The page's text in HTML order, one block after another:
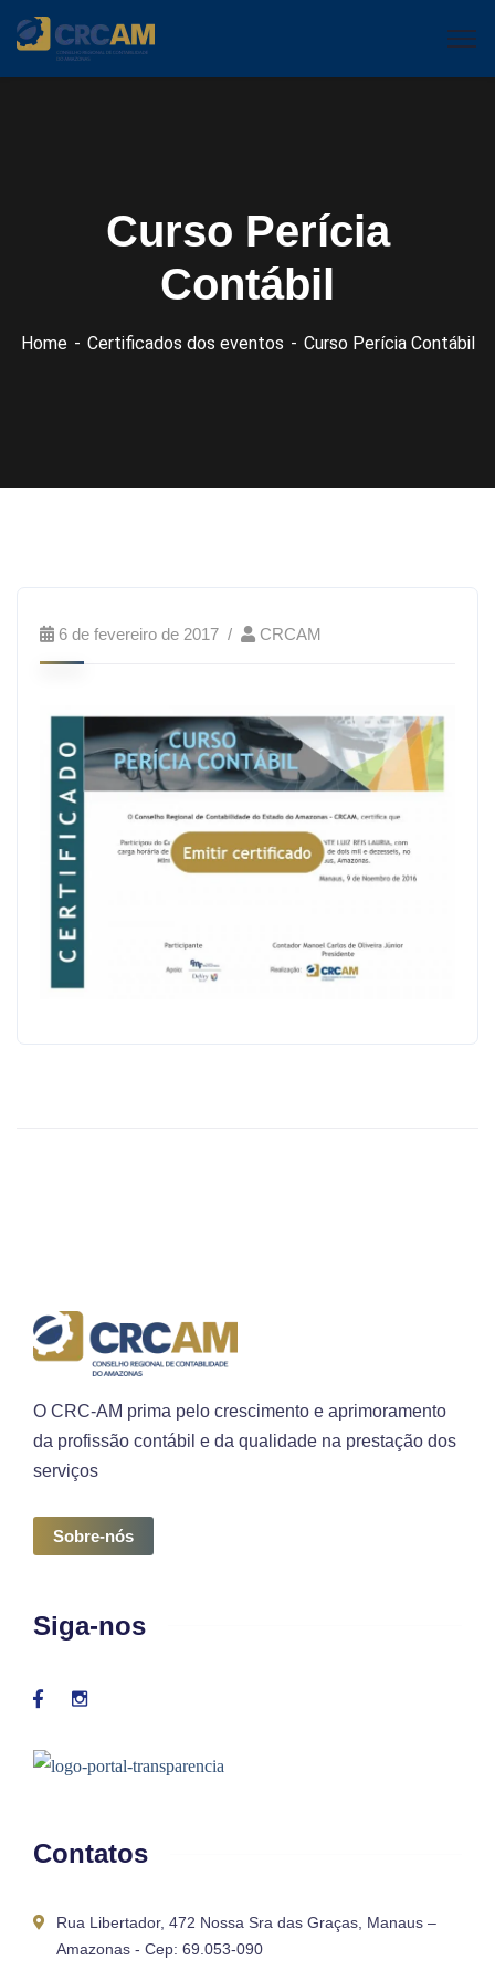
Curso Perícia
Contábil
Home Certificados dos eventos Curso Perícia Contábil
6 de fevereiro de 2017 CRCAM
O CRC-AM prima pelo crescimento e aprimoramento
da profissão contábil e da qualidade na prestação dos
serviços
Sobre-nós
Siga-nos
Contatos
Rua Libertador, 472 Nossa Sra das Graças, Manaus –
Amazonas - Cep: 69.053-090